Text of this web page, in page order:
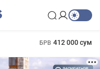
БРВ 412 000 сум